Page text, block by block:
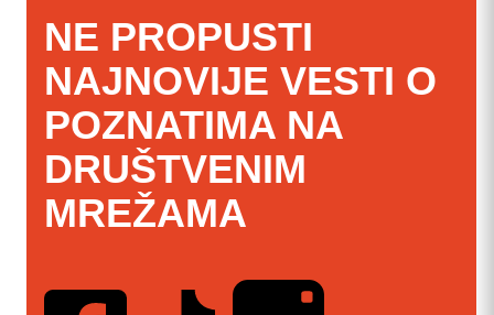
NE PROPUSTI
NAJNOVIJE VESTI O
POZNATIMA NA
DRUŠTVENIM
MREŽAMA